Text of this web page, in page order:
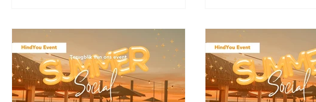
begrijpen van de
tradities.